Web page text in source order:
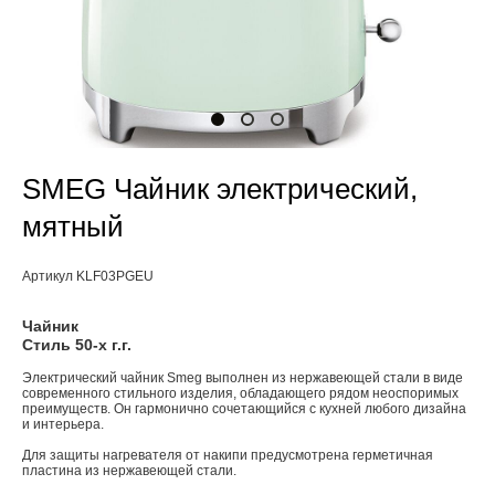
SMEG Чайник электрический,
мятный
Артикул KLF03PGEU
Чайник
Стиль 50-х г.г.
Электрический чайник Smeg выполнен из нержавеющей стали в виде
современного стильного изделия, обладающего рядом неоспоримых
преимуществ. Он гармонично сочетающийся с кухней любого дизайна
и интерьера.
Для защиты нагревателя от накипи предусмотрена герметичная
пластина из нержавеющей стали.